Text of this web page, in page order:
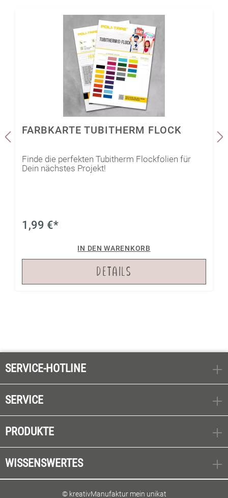
FARBKARTE TUBITHERM FLOCK
Finde die perfekten Tubitherm Flockfolien für
Dein nächstes Projekt!
1,99 €*
IN DEN WARENKORB
DETAILS
SERVICE-HOTLINE
SERVICE
PRODUKTE
WISSENSWERTES
© kreativManufaktur mein unikat